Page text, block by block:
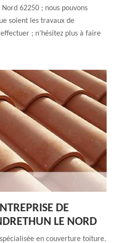
62250 ; nous pouvons
soient les travaux de
; n’hésitez plus à faire
DE
LE NORD
en couverture toiture.